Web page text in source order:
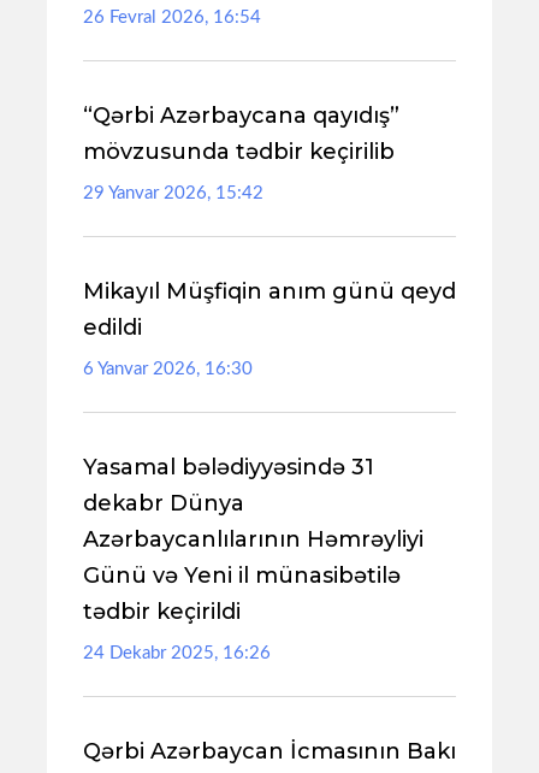
26 Fevral 2026, 16:54
“Qərbi Azərbaycana qayıdış”
mövzusunda tədbir keçirilib
29 Yanvar 2026, 15:42
Mikayıl Müşfiqin anım günü qeyd
edildi
6 Yanvar 2026, 16:30
Yasamal bələdiyyəsində 31
dekabr Dünya
Azərbaycanlılarının Həmrəyliyi
Günü və Yeni il münasibətilə
tədbir keçirildi
24 Dekabr 2025, 16:26
Qərbi Azərbaycan İcmasının Bakı